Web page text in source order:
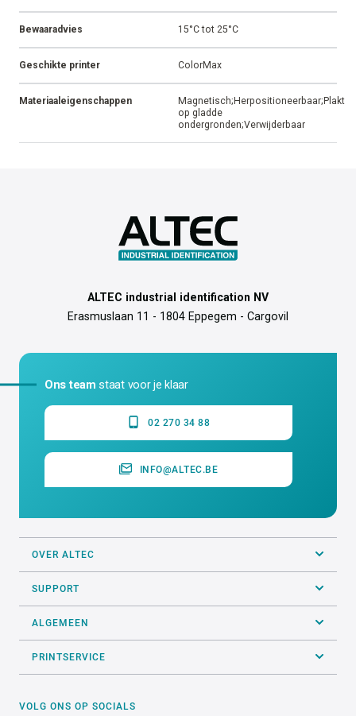
Bewaaradvies 15°C tot 25°C
Geschikte printer ColorMax
Materiaaleigenschappen
Magnetisch;Herpositioneerbaar;Plakt
op gladde
ondergronden;Verwijderbaar
ALTEC industrial identification NV
Erasmuslaan 11 - 1804 Eppegem - Cargovil
Ons team staat voor je klaar
02 270 34 88
INFO@ALTEC.BE
OVER ALTEC
SUPPORT
ALGEMEEN
PRINTSERVICE
VOLG ONS OP SOCIALS